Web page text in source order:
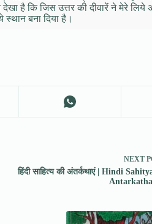
है कि जिस उत्तर की दीवारें ने मेरे लिये
बना दिया है।
NEXT
हिंदी साहित्य की अंतर्कथाएं | Hindi